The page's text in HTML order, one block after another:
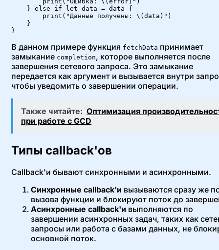
    } else if let data = data {
        print("Данные получены: \(data)")
    }
}
В данном примере функция fetchData принимает
замыкание completion, которое выполняется после
завершения сетевого запроса. Это замыкание
передается как аргумент и вызывается внутри
чтобы уведомить о завершении операции.
Также читайте: Оптимизация
при работе с GCD
Типы callback'ов
Callback'и бывают синхронными и асинхронными.
Синхронные callback'и вызываются сразу же
вызова функции и блокируют поток до
Асинхронные callback'и выполняются по
завершении асинхронных задач, таких как
запросы или работа с базами данных, не
основной поток.